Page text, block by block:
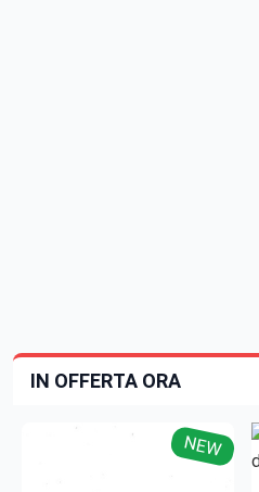
IN OFFERTA ORA
NEW